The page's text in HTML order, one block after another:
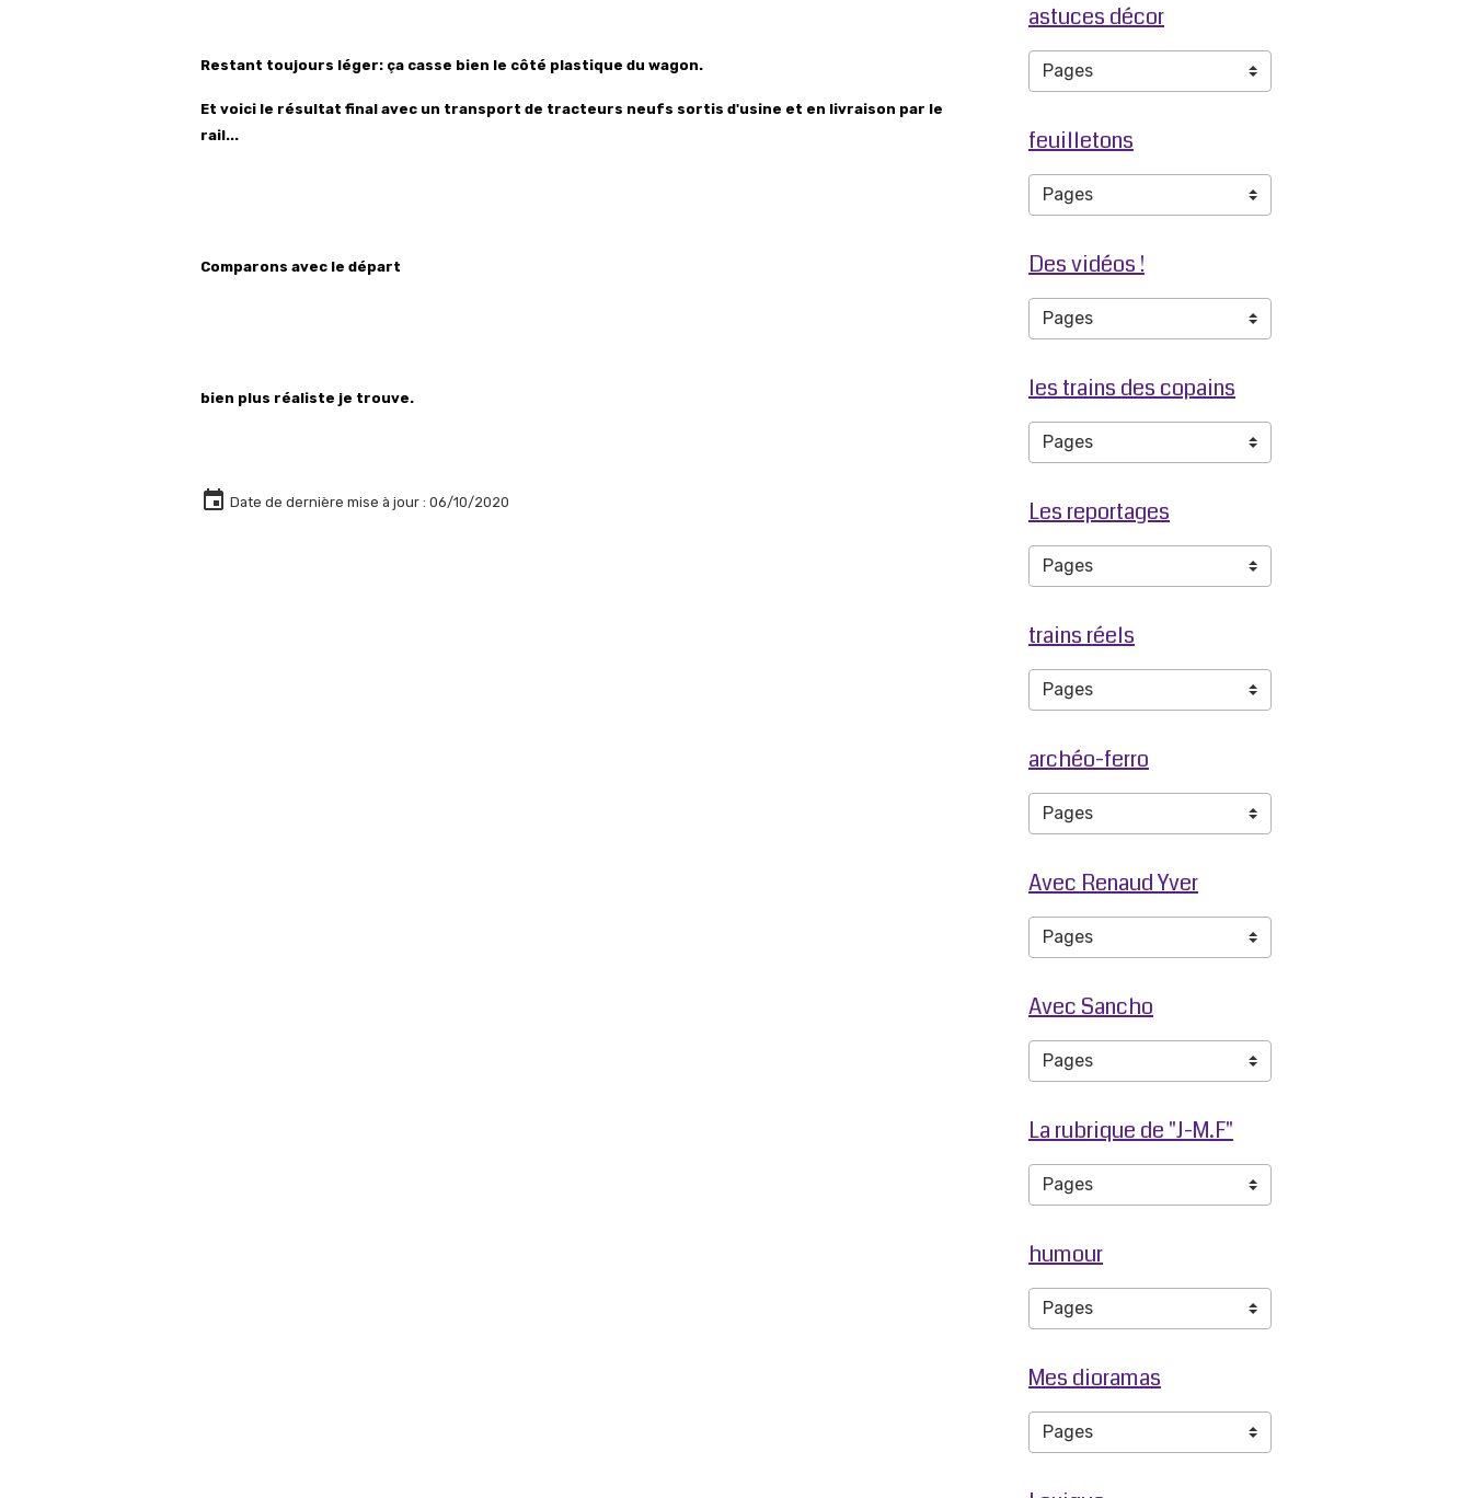
Restant toujours léger: ça casse bien le côté plastique du wagon.
Et voici le résultat final avec un transport de tracteurs neufs sortis d'usine et en livraison par le
rail...
Comparons avec le départ
bien plus réaliste je trouve.
Date de dernière mise à jour : 06/10/2020
astuces décor
feuilletons
Des vidéos !
les trains des copains
Les reportages
trains réels
archéo-ferro
Avec Renaud Yver
Avec Sancho
La rubrique de "J-M.F"
humour
Mes dioramas